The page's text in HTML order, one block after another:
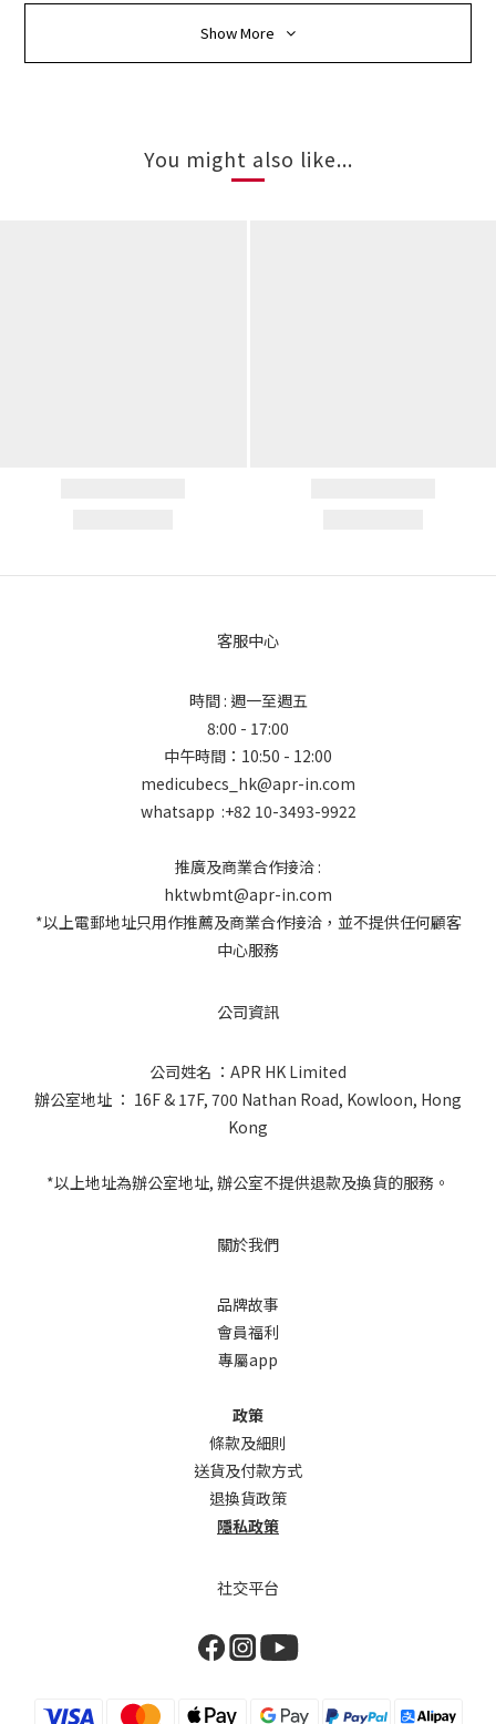
Show More
You might also like...
客服中心
時間 : 週一至週五
8:00 - 17:00
中午時間：10:50 - 12:00
medicubecs_hk@apr-in.com
whatsapp :+82 10-3493-9922
推廣及商業合作接洽 :
hktwbmt@apr-in.com
*以上電郵地址只用作推薦及商業合作接洽，並不提供任何顧客
中心服務
公司資訊
公司姓名 ：APR HK Limited
辦公室地址 ： 16F & 17F, 700 Nathan Road, Kowloon, Hong
Kong
*以上地址為辦公室地址, 辦公室不提供退款及換貨的服務。
關於我們
品牌故事
會員福利
專屬app
政策
條款及細則
送貨及付款方式
退換貨政策
隱私政策
社交平台